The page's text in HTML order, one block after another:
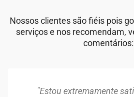
Nossos clientes são fiéis pois
serviços e nos recomendam,
comentários:
"Estou extremamente